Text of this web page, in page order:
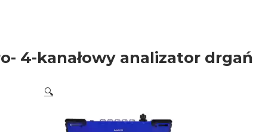
4-kanałowy analizator drgań
🔍